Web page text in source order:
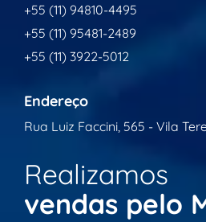
+55 (11) 94810-4495
+55 (11) 95481-2489
+55 (11) 3922-5012
Endereço
Rua Luiz Faccini, 565 - Vila
Realizamos
vendas pelo